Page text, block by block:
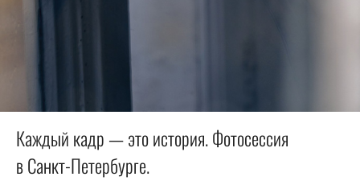
Каждый кадр — это история. Фотосессия
в Санкт-Петербурге.